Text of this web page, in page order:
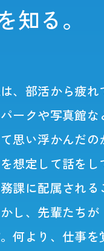
る。
、部活から疲
ークや写真館
思い浮かんだ
想定して話を
課に配属され
し、先輩たち
何より、仕事